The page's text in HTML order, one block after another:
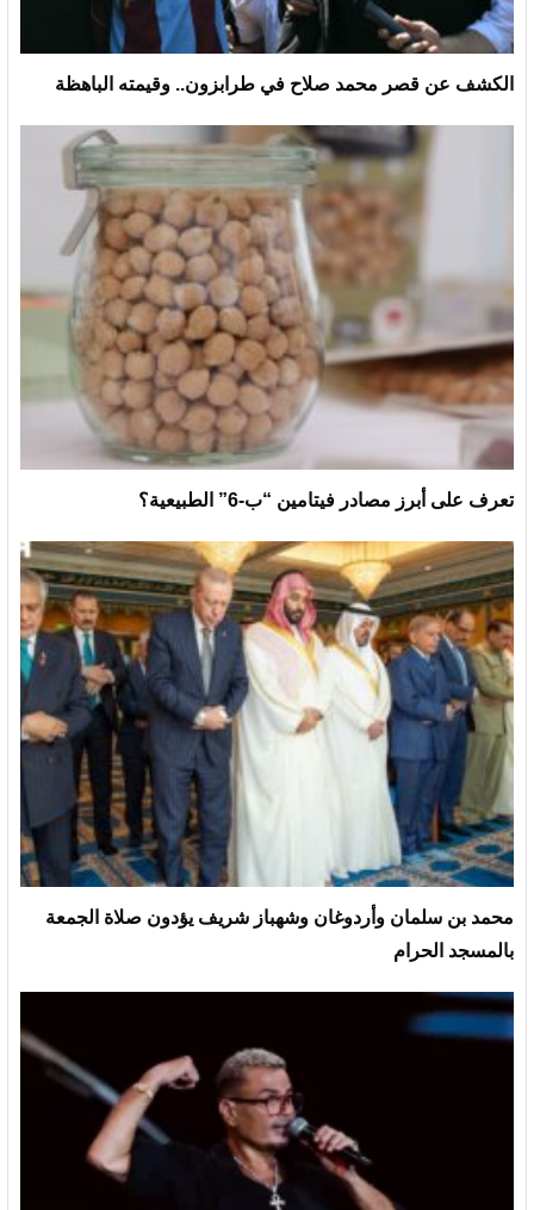
الكشف عن قصر محمد صلاح في طرابزون.. وقيمته الباهظة
تعرف على أبرز مصادر فيتامين “ب-6” الطبيعية؟
محمد بن سلمان وأردوغان وشهباز شريف يؤدون صلاة الجمعة
بالمسجد الحرام